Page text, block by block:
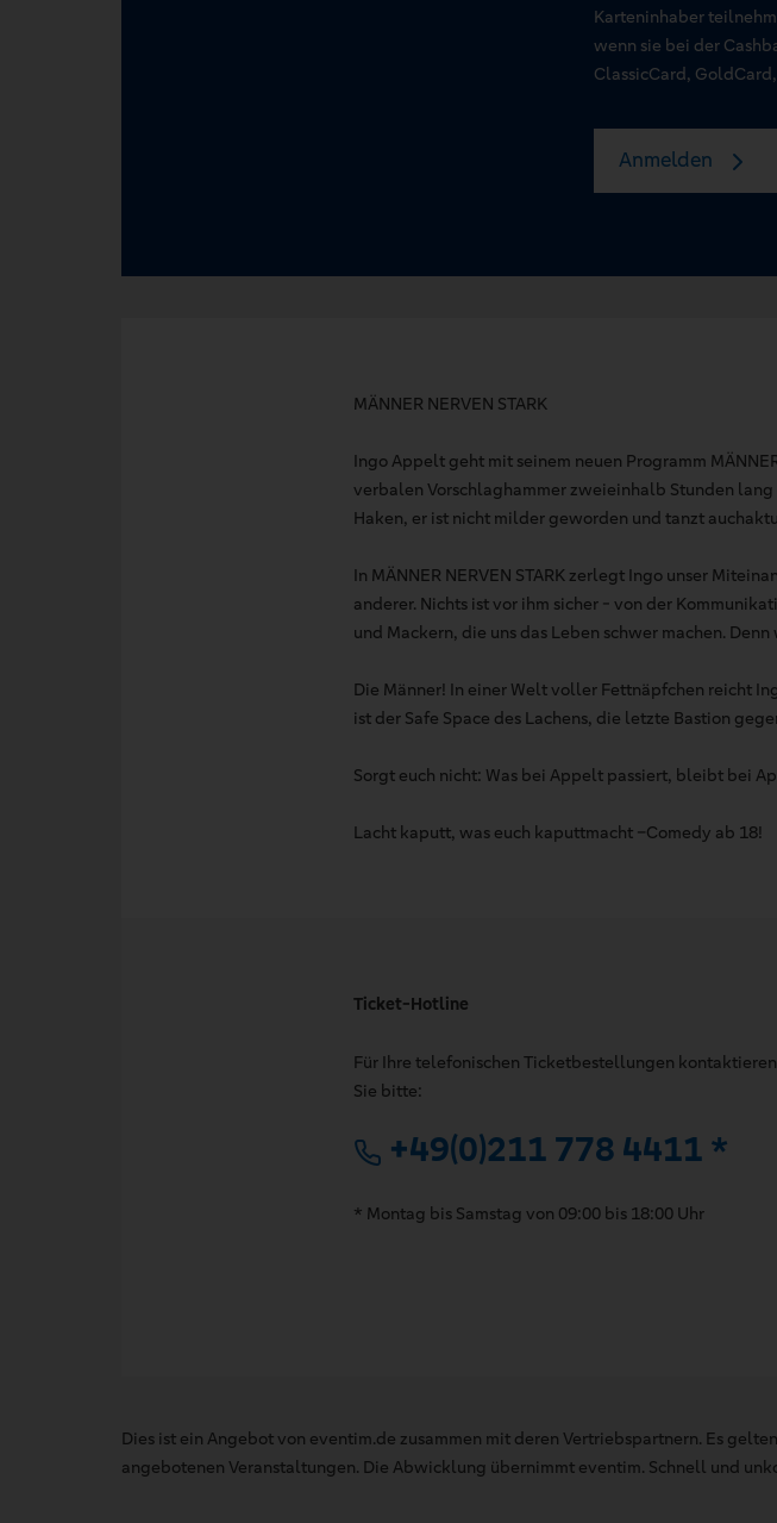
Karteninhaber
wenn sie bei der
ClassicCard,
Anmelden
MÄNNER NERVEN STARK
Ingo Appelt geht mit seinem neuen Programm
verbalen Vorschlaghammer zweieinhalb Stunden
Haken, er ist nicht milder geworden und tanzt
In MÄNNER NERVEN STARK zerlegt Ingo unser
anderer. Nichts ist vor ihm sicher - von der
und Mackern, die uns das Leben schwer machen.
Die Männer! In einer Welt voller Fettnäpfchen reicht
ist der Safe Space des Lachens, die letzte Bastion
Sorgt euch nicht: Was bei Appelt passiert, bleibt bei
Lacht kaputt, was euch kaputtmacht –Comedy ab 18!
Ticket-Hotline
Für Ihre telefonischen Ticketbestellungen kontaktieren
Sie bitte:
+49(0)211 778 4411 *
* Montag bis Samstag von 09:00 bis 18:00 Uhr
Dies ist ein Angebot von eventim.de zusammen mit deren Vertriebspartnern. Es
angebotenen Veranstaltungen. Die Abwicklung übernimmt eventim. Schnell und